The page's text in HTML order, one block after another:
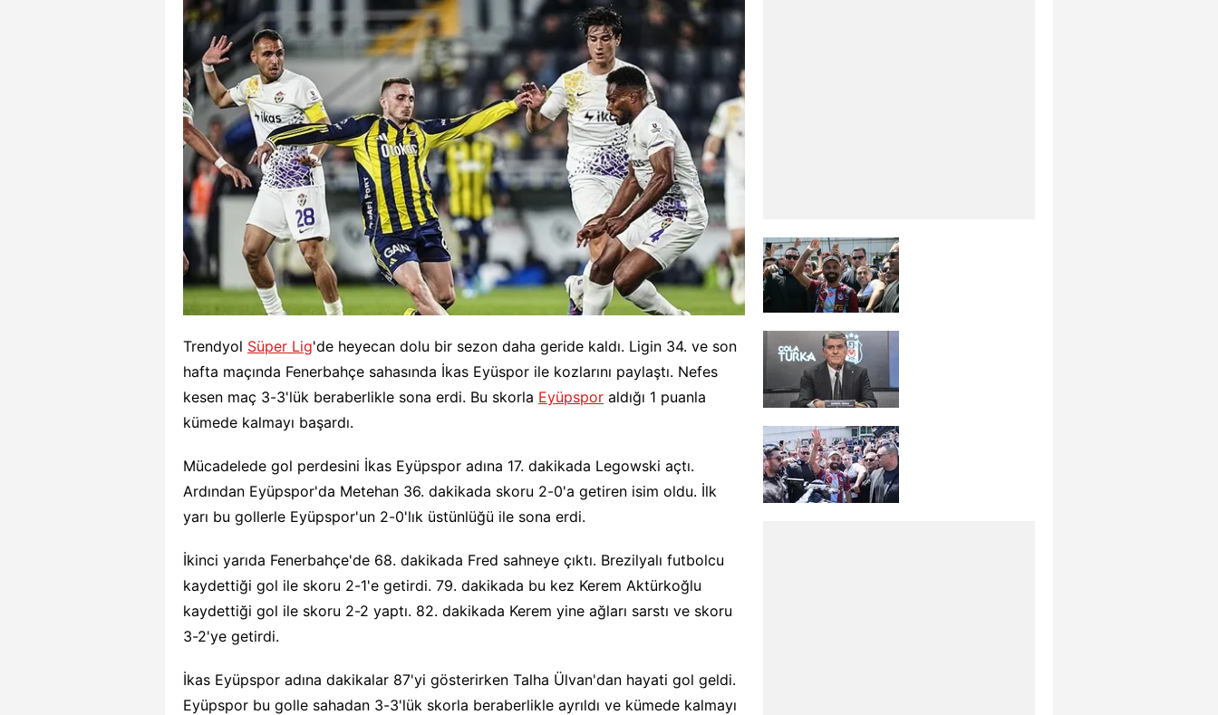
Trendyol Süper Lig'de heyecan dolu bir sezon daha geride kaldı. Ligin 34. ve son
hafta maçında Fenerbahçe sahasında İkas Eyüspor ile kozlarını paylaştı. Nefes
kesen maç 3-3'lük beraberlikle sona erdi. Bu skorla Eyüpspor aldığı 1 puanla
kümede kalmayı başardı.
Mücadelede gol perdesini İkas Eyüpspor adına 17. dakikada Legowski açtı.
Ardından Eyüpspor'da Metehan 36. dakikada skoru 2-0'a getiren isim oldu. İlk
yarı bu gollerle Eyüpspor'un 2-0'lık üstünlüğü ile sona erdi.
İkinci yarıda Fenerbahçe'de 68. dakikada Fred sahneye çıktı. Brezilyalı futbolcu
kaydettiği gol ile skoru 2-1'e getirdi. 79. dakikada bu kez Kerem Aktürkoğlu
kaydettiği gol ile skoru 2-2 yaptı. 82. dakikada Kerem yine ağları sarstı ve skoru
3-2'ye getirdi.
İkas Eyüpspor adına dakikalar 87'yi gösterirken Talha Ülvan'dan hayati gol geldi.
Eyüpspor bu golle sahadan 3-3'lük skorla beraberlikle ayrıldı ve kümede kalmayı